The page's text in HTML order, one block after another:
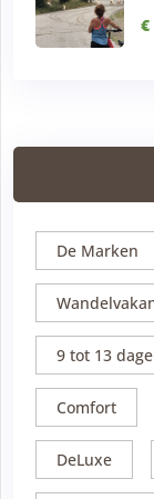
€
De Marken
9 tot 13
Comfort
DeLuxe